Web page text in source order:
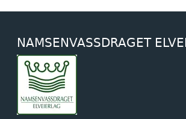
NAMSENVASSDRAGET